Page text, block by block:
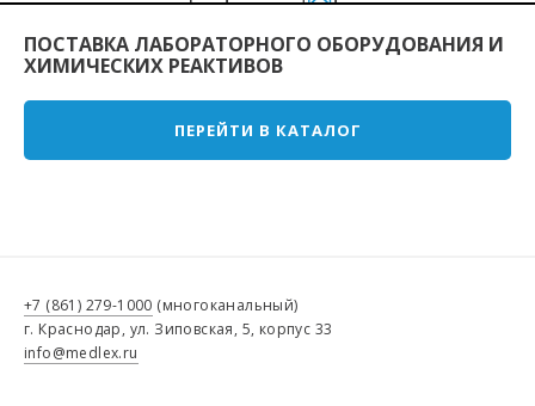
ПОСТАВКА ЛАБОРАТОРНОГО ОБОРУДОВАНИЯ И
ХИМИЧЕСКИХ РЕАКТИВОВ
ПЕРЕЙТИ В КАТАЛОГ
+7 (861) 279-1000 (многоканальный)
г. Краснодар, ул. Зиповская, 5, корпус 33
info@medlex.ru